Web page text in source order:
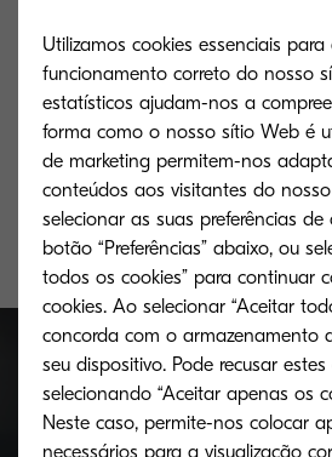
Toner microfino para 7.200
com ISO/IEC 19752 A
é de 2.300 páginas, de
19752
Devolva o seu
Utilizamos cookies essenciais
funcionamento correto do nosso
estatísticos ajudam-nos a
forma como o nosso sítio Web é
de marketing permitem-nos
conteúdos aos visitantes do
selecionar as suas preferências
botão “Preferências” abaixo, ou
todos os cookies” para continuar
cookies. Ao selecionar “Aceitar
concorda com o armazenamento
seu dispositivo. Pode recusar estes
selecionando “Aceitar apenas os
Neste caso, permite-nos colocar
necessários para a visualização